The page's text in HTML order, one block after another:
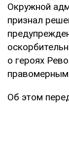
Окружной
признал
о героях
Об этом